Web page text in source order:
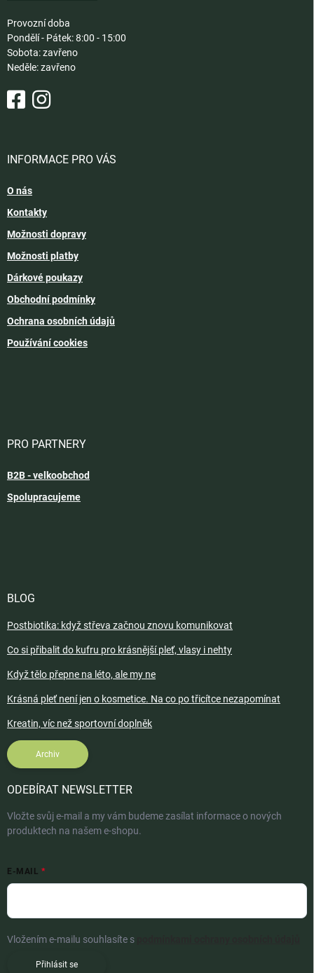
Provozní doba
Pondělí - Pátek: 8:00 - 15:00
Sobota: zavřeno
Neděle: zavřeno
INFORMACE PRO VÁS
O nás
Kontakty
Možnosti dopravy
Možnosti platby
Dárkové poukazy
Obchodní podmínky
Ochrana osobních údajů
Používání cookies
PRO PARTNERY
B2B - velkoobchod
Spolupracujeme
BLOG
Postbiotika: když střeva začnou znovu komunikovat
Co si přibalit do kufru pro krásnější pleť, vlasy i nehty
Když tělo přepne na léto, ale my ne
Krásná pleť není jen o kosmetice. Na co po třicítce nezapomínat
Kreatin, víc než sportovní doplněk
Archiv
ODEBÍRAT NEWSLETTER
Vložte svůj e-mail a my vám budeme zasílat informace o nových
produktech na našem e-shopu.
E-MAIL
Vložením e-mailu souhlasíte s
Přihlásit se